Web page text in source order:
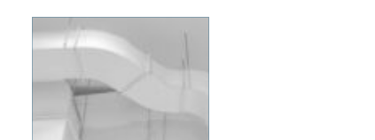
såga, fila, hamra och
löda. I praktiken rymmer
hantverket en hel värld
av tekniker, verktyg,
legeringar och uttryck.